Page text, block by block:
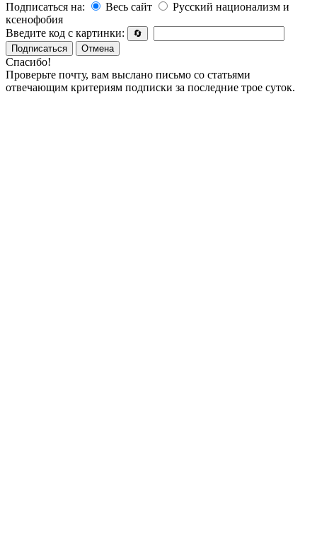
Подписаться на:
Весь сайт
Русский национализм и
ксенофобия
Введите код с картинки:
🔄
Подписаться
Отмена
Спасибо!
Проверьте почту, вам выслано письмо со статьями
отвечающим критериям подписки за последние трое суток.